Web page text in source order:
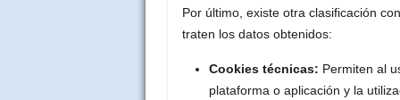
Por último, existe otra clasificación
traten los datos obtenidos:
Cookies técnicas: Permiten al
plataforma o aplicación y la